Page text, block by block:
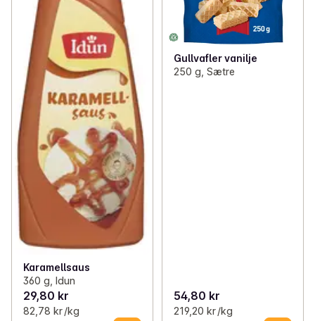
Karamellsaus
360 g, Idun
29,80 kr
82,78 kr /kg
Gullvafler vanilje
250 g, Sætre
54,80 kr
219,20 kr /kg